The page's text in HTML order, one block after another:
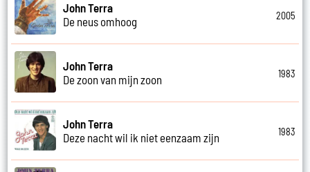
John Terra
De neus omhoog
2005
John Terra
De zoon van mijn zoon
1983
John Terra
Deze nacht wil ik niet eenzaam zijn
1983